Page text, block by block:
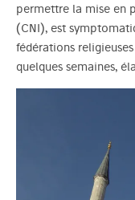
permettre la mise en
(CNI), est
fédérations
quelques semaines,